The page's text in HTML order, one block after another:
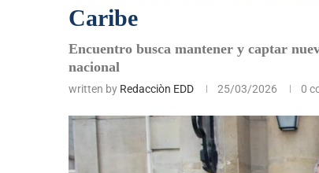
Caribe
Encuentro busca mantener y captar
nacional
written by Redacciòn EDD 25/03/2026 0